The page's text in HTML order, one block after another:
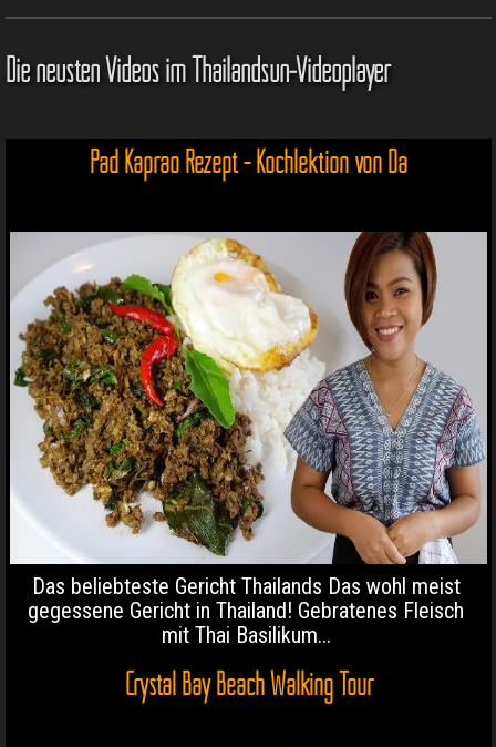
Die neusten Videos im Thailandsun-Videoplayer
Pad Kaprao Rezept - Kochlektion von Da
Das beliebteste Gericht Thailands Das wohl meist
gegessene Gericht in Thailand! Gebratenes Fleisch
mit Thai Basilikum...
Crystal Bay Beach Walking Tour